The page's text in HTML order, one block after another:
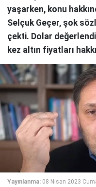
yaşarken, konu
Selçuk Geçer, şok
çekti. Dolar
kez altın fiyatları
Yayınlanma: 08 Nisan 2023